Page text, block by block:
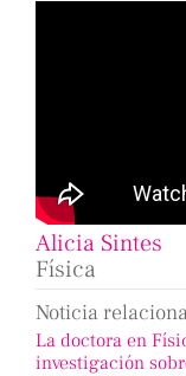
Alicia Sintes
Física
Noticia
La doctora en
investigación